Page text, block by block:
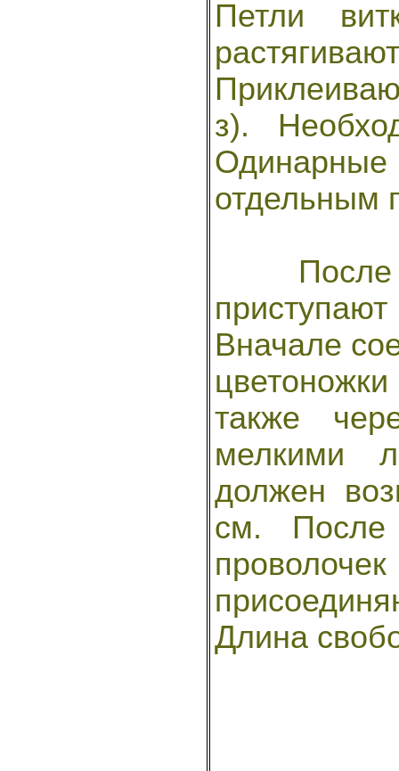
Петли
з).
отдельным
После
Вначале
цветоножки
также
мелкими
должен
см. После
Длина